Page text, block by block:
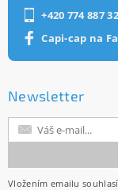
+420 774 887
Capi-cap na
Newsletter
Vložením emailu